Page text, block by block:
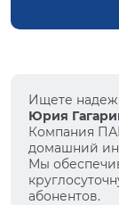
Ищете
Юрия
Компания
домашний
Мы
абонентов.